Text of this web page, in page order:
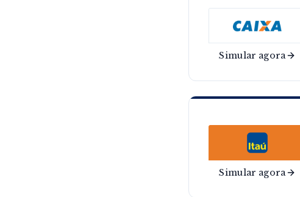
Simular agora
Simular agora